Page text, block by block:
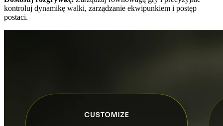
kontroluj dynamikę walki, zarządzanie ekwipunkiem i postęp
postaci.